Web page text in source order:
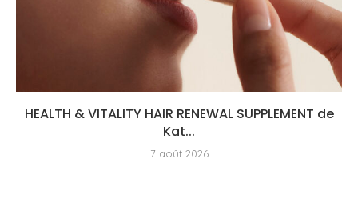
HEALTH & VITALITY HAIR RENEWAL SUPPLEMENT de
Kat...
7 août 2026